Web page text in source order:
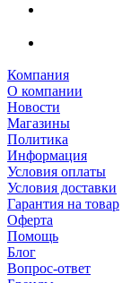
Компания
О компании
Новости
Магазины
Политика
Информация
Условия оплаты
Условия доставки
Гарантия на товар
Оферта
Помощь
Блог
Вопрос-ответ